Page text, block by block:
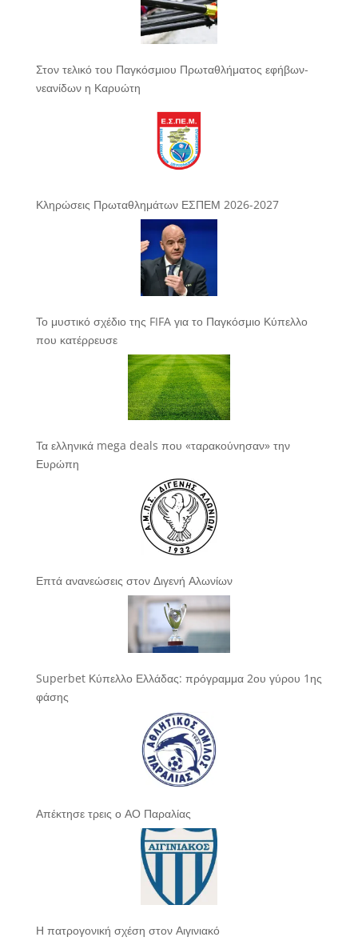
Στον τελικό του Παγκόσμιου Πρωταθλήματος εφήβων-
νεανίδων η Καρυώτη
Κληρώσεις Πρωταθλημάτων ΕΣΠΕΜ 2026-2027
Το μυστικό σχέδιο της FIFA για το Παγκόσμιο Κύπελλο
που κατέρρευσε
Τα ελληνικά mega deals που «ταρακούνησαν» την
Ευρώπη
Επτά ανανεώσεις στον Διγενή Αλωνίων
Superbet Κύπελλο Ελλάδας: πρόγραμμα 2ου γύρου 1ης
φάσης
Απέκτησε τρεις ο ΑΟ Παραλίας
Η πατρογονική σχέση στον Αιγινιακό